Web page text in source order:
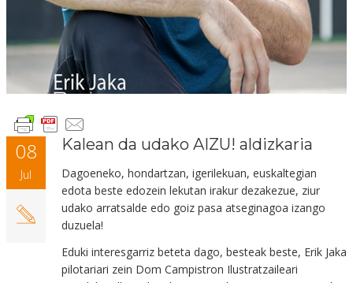
08
Jul
Kalean da udako AIZU! aldizkaria
Dagoeneko, hondartzan, igerilekuan, euskaltegian
edota beste edozein lekutan irakur dezakezue, ziur
udako arratsalde edo goiz pasa atseginagoa izango
duzuela!
Eduki interesgarriz beteta dago, besteak beste, Erik Jaka
pilotariari zein Dom Campistron Ilustratzaileari